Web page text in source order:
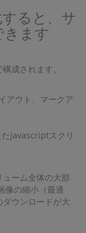
ると、サ
きます
成されます。
アウト、マークア
javascriptスクリ
ーム全体の大部
像の縮小（最適
ウンロードが大